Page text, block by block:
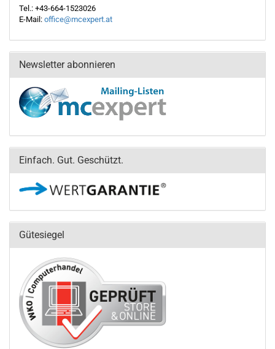
Tel.: +43-664-1523026
E-Mail: office@mcexpert.at
Newsletter abonnieren
Einfach. Gut. Geschützt.
Gütesiegel